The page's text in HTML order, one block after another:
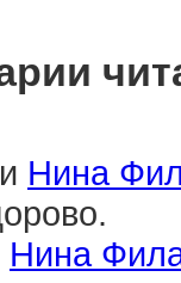
Нина
Нина